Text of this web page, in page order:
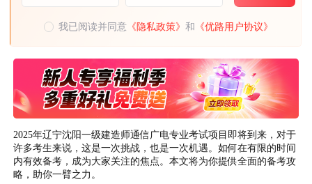
我已阅读并同意 《隐私政策》和 《优路用户协议》
2025年辽宁沈阳一级建造师通信广电专业考试项目即将到来，对于
许多考生来说，这是一次挑战，也是一次机遇。如何在有限的时间
内有效备考，成为大家关注的焦点。本文将为你提供全面的备考攻
略，助你一臂之力。